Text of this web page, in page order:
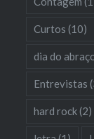
Curtos (10)
dia do
Entrevistas
hard rock(2)